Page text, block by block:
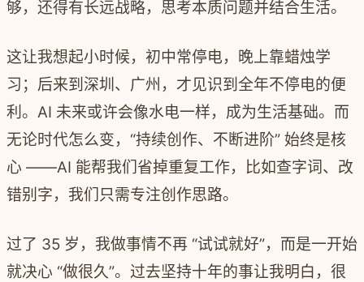
够，还得有长远战略，思考本质问题并结合生活。
这让我想起小时候，初中常停电，晚上靠蜡烛学
习；后来到深圳、广州，才见识到全年不停电的便
利。AI 未来或许会像水电一样，成为生活基础。而
无论时代怎么变，“持续创作、不断进阶” 始终是核
心 ——AI 能帮我们省掉重复工作，比如查字词、改
错别字，我们只需专注创作思路。
过了 35 岁，我做事情不再 “试试就好”，而是一开始
就决心 “做很久”。过去坚持十年的事让我明白，很